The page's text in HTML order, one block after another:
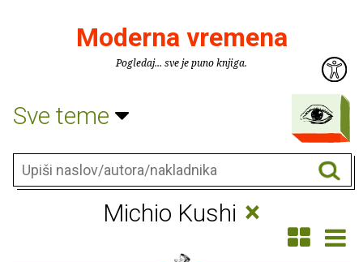
Moderna vremena
Pogledaj... sve je puno knjiga.
Sve teme
Michio Kushi ×